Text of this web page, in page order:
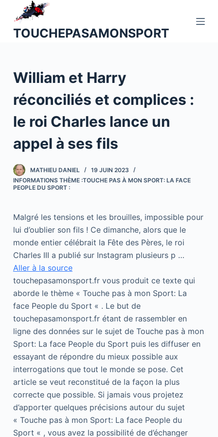
u
o
n
u
TOUCHEPASAMONSPORT
William et Harry
réconciliés et complices :
le roi Charles lance un
appel à ses fils
MATHIEU DANIEL
19 JUIN 2023
INFORMATIONS THÈME :TOUCHE PAS À MON SPORT: LA FACE
PEOPLE DU SPORT :
Malgré les tensions et les brouilles, impossible pour
lui d’oublier son fils ! Ce dimanche, alors que le
monde entier célébrait la Fête des Pères, le roi
Charles III a publié sur Instagram plusieurs p …
Aller à la source
touchepasamonsport.fr vous produit ce texte qui
aborde le thème « Touche pas à mon Sport: La
face People du Sport « . Le but de
touchepasamonsport.fr étant de rassembler en
ligne des données sur le sujet de Touche pas à mon
Sport: La face People du Sport puis les diffuser en
essayant de répondre du mieux possible aux
interrogations que tout le monde se pose. Cet
article se veut reconstitué de la façon la plus
correcte que possible. Si jamais vous projetez
d’apporter quelques précisions autour du sujet
« Touche pas à mon Sport: La face People du
Sport « , vous avez la possibilité de d’échanger